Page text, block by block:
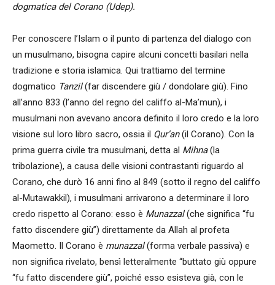
dogmatica del Corano (Udep).
Per conoscere l’Islam o il punto di partenza del dialogo con
un musulmano, bisogna capire alcuni concetti basilari nella
tradizione e storia islamica. Qui trattiamo del termine
dogmatico Tanzil(far discendere giù / dondolare giù). Fino
all’anno 833 (l’anno del regno del califfo al-Ma’mun), i
musulmani non avevano ancora definito il loro credo e la loro
visione sul loro libro sacro, ossia il Qur’an(il Corano). Con la
prima guerra civile tra musulmani, detta al Mihna(la
tribolazione), a causa delle visioni contrastanti riguardo al
Corano, che durò 16 anni fino al 849 (sotto il regno del califfo
al-Mutawakkil), i musulmani arrivarono a determinare il loro
credo rispetto al Corano: esso è Munazzal(che significa “fu
fatto discendere giù”) direttamente da Allah al profeta
Maometto. Il Corano è munazzal(forma verbale passiva) e
non significa rivelato, bensì letteralmente “buttato giù oppure
“fu fatto discendere giù”, poiché esso esisteva già, con le